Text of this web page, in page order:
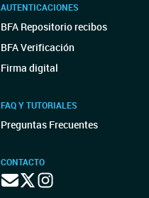
AUTENTICACIONES
BFA Repositorio recibos
BFA Verificación
Firma digital
FAQ Y TUTORIALES
Preguntas Frecuentes
CONTACTO